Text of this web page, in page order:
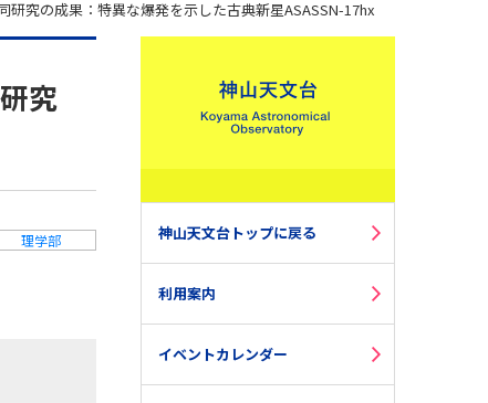
究の成果：特異な爆発を示した古典新星ASASSN-17hx
究
理学部 神山天文台トップに戻る
利用案内
イベントカレンダー